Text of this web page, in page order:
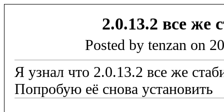
2.0.13.2 все же
Posted by tenzan on
Я узнал что 2.0.13.2 все же
Попробую её снова установить